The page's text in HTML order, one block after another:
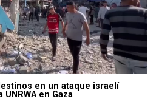
en un ataque israelí
en Gaza